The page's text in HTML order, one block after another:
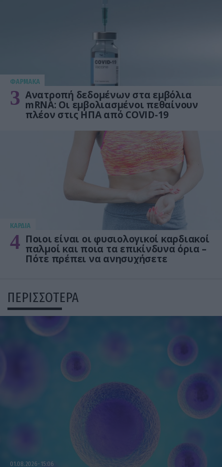
ΦΑΡΜΑΚΑ
3 Ανατροπή δεδομένων στα εμβόλια
mRNA: Οι εμβολιασμένοι πεθαίνουν
πλέον στις ΗΠΑ από COVID-19
KΑΡΔΙΑ
4 Ποιοι είναι οι φυσιολογικοί καρδιακοί
παλμοί και ποια τα επικίνδυνα όρια –
Πότε πρέπει να ανησυχήσετε
ΠΕΡΙΣΣΟΤΕΡΑ
01.08.2026 15:06